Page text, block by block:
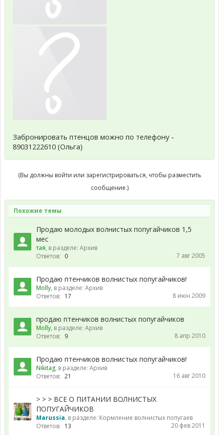
Забронировать птенцов можно по телефону -
89031222610 (Ольга)
(Вы должны войти или зарегистрироваться, чтобы разместить
сообщение.)
Похожие темы
Продаю молодых волнистых попугайчиков 1,5
мес
тая, в разделе: Архив
Ответов: 0 7 авг 2005
Продаю птенчиков волнистых попугайчиков!
Molly, в разделе: Архив
Ответов: 17 8 июн 2009
продаю птенчиков волнистых попугайчиков
Molly, в разделе: Архив
Ответов: 9 8 апр 2010
Продаю птенчиков волнистых попугайчиков!
Nikitag, в разделе: Архив
Ответов: 21 16 авг 2010
> > > ВСЕ О ПИТАНИИ ВОЛНИСТЫХ
ПОПУГАЙЧИКОВ
Marussia, в разделе: Кормление волнистых попугаев
Ответов: 13 20 фев 2011